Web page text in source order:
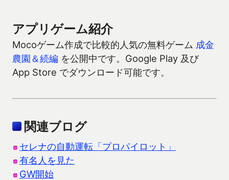
アプリゲーム紹介
Mocoゲーム作成で比較的人気の無料ゲーム 成金
農園＆続編 を公開中です。Google Play 及び
App Store でダウンロード可能です。
関連ブログ
セレナの自動運転「プロパイロット」
有名人を見た
GW開始